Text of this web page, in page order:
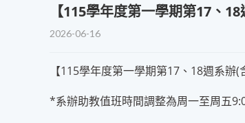
【115學年度第一學期第17、
2026-06-16
【115學年度第一學期第17、18週系辦(
*系辦助教值班時間調整為周一至周五